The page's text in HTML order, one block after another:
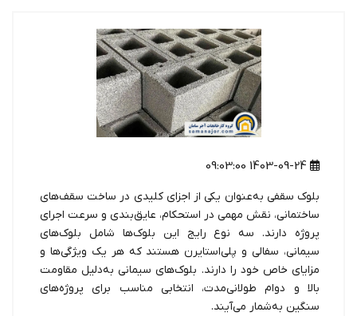
1403-09-24 09:03:00
بلوک‌ سقفی به‌عنوان یکی از اجزای کلیدی در ساخت سقف‌های
ساختمانی، نقش مهمی در استحکام، عایق‌بندی و سرعت اجرای
پروژه دارند. سه نوع رایج این بلوک‌ها شامل بلوک‌های
سیمانی، سفالی و پلی‌استایرن هستند که هر یک ویژگی‌ها و
مزایای خاص خود را دارند. بلوک‌های سیمانی به‌دلیل مقاومت
بالا و دوام طولانی‌مدت، انتخابی مناسب برای پروژه‌های
سنگین به‌شمار می‌آیند.